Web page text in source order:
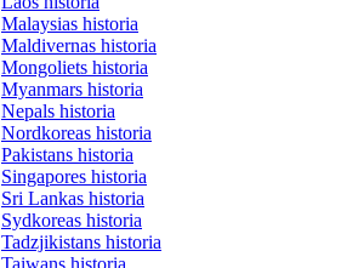
Malaysias historia
Maldivernas historia
Mongoliets historia
Myanmars historia
Nepals historia
Nordkoreas historia
Pakistans historia
Singapores historia
Sri Lankas historia
Sydkoreas historia
Tadzjikistans historia
Taiwans historia